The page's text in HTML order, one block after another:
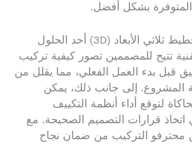
بشكل أفضل.
يعتبر تطبيق تقنيات التخطيط ثلاثي الأبعاد (3D) أحد الحلول
تتيح للمصممين تصور كيفية تركيب
قبل بدء العمل الفعلي، مما يقلل من
المشروع. إلى جانب ذلك، يمكن
لتوقع أداء أنظمة التكييف
اتخاذ قرارات التصميم الصحيحة. مع
محترفو التركيب من ضمان نجاح